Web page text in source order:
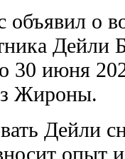
о
Дейли
30 июня
Жироны.
Дейли
опыт и